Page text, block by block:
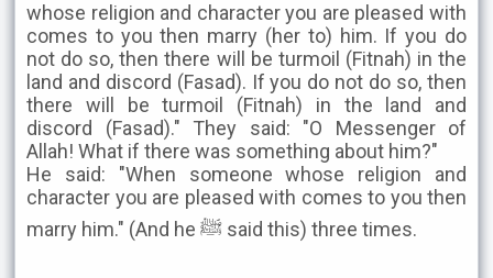
whose religion and character you are pleased with
comes to you then marry (her to) him. If you do
not do so, then there will be turmoil (Fitnah) in the
land and discord (Fasad). If you do not do so, then
there will be turmoil (Fitnah) in the land and
discord (Fasad)." They said: "O Messenger of
Allah! What if there was something about him?"
He said: "When someone whose religion and
character you are pleased with comes to you then
marry him." (And he ﷺ said this) three times.